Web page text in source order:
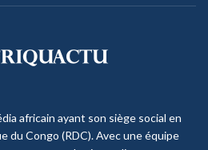
africain ayant son siège social en
du Congo (RDC). Avec une équipe